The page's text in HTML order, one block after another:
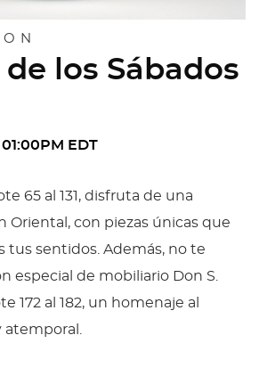
los Sábados
EDT
65 al 131, disfruta de una
Oriental, con piezas únicas que
tus sentidos. Además, no te
especial de mobiliario Don S.
172 al 182, un homenaje al